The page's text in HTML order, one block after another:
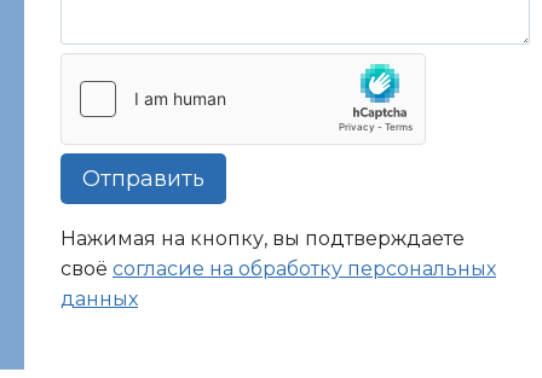
Отправить
Нажимая на кнопку, вы подтверждаете
своё согласие на обработку персональных
данных